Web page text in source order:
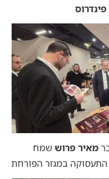
מאיר פרוש שמח
במגזר הפורחת